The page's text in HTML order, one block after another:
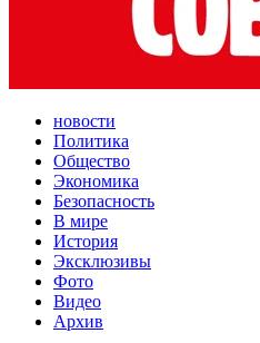
новости
Политика
Общество
Экономика
Безопасность
В мире
История
Эксклюзивы
Фото
Видео
Архив